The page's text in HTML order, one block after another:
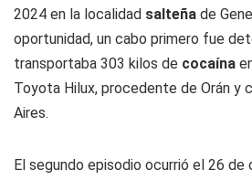
2024 en la localidad salteña de
oportunidad, un cabo primero fue
transportaba 303 kilos de cocaína
Toyota Hilux, procedente de Orán y
Aires.
El segundo episodio ocurrió el 26